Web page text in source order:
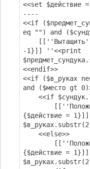
<<set $действие
----
<<if
eq "") and
-1}]] ''<<print
<<endif>>
<<if ($в_руках
and ($место gt
<<if
[[''Положить
{$действие =
<<else>>
[[''Положить
{$действие =